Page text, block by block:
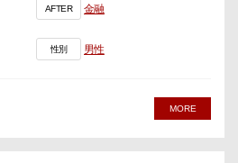
AFTER 金融
性別 男性
MORE